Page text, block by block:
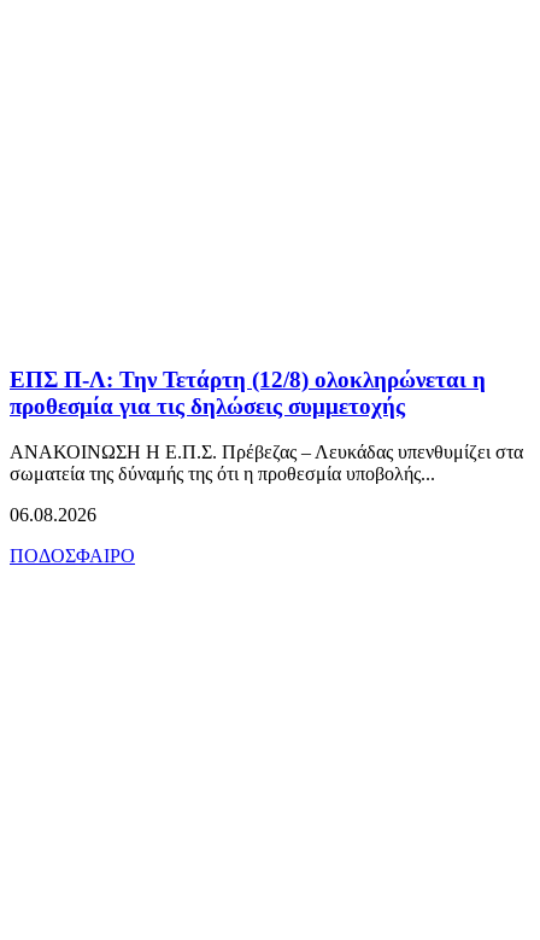
ΕΠΣ Π-Λ: Την Τετάρτη (12/8) ολοκληρώνεται η
προθεσμία για τις δηλώσεις συμμετοχής
ΑΝΑΚΟΙΝΩΣΗ Η Ε.Π.Σ. Πρέβεζας – Λευκάδας υπενθυμίζει στα
σωματεία της δύναμής της ότι η προθεσμία υποβολής...
06.08.2026
ΠΟΔΟΣΦΑΙΡΟ